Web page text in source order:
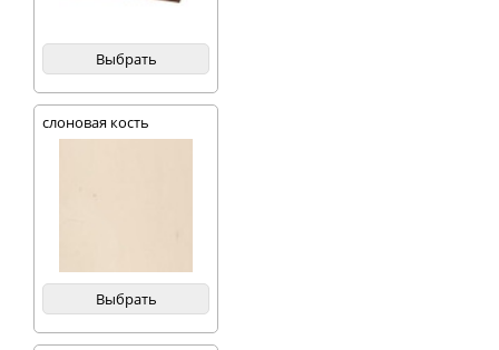
Выбрать
слоновая кость
Выбрать